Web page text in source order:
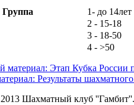
Группа 1- до 14лет
2 - 15-18
3 - 18-50
4 - >50
материал: Этап Кубка России
Результаты
Шахматный клуб ''Гамбит''.